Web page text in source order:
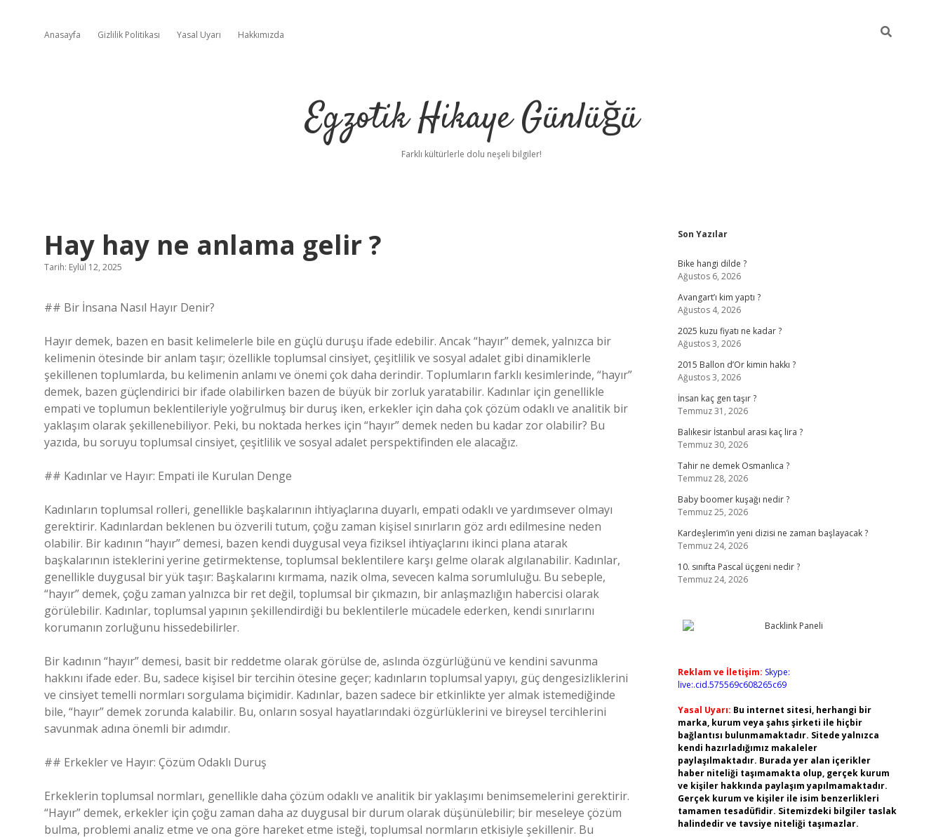
Anasayfa Gizlilik Politikası Yasal Uyarı Hakkımızda
Egzotik Hikaye Günlüğü
Farklı kültürlerle dolu neşeli bilgiler!
Hay hay ne anlama gelir ?
Tarih: Eylül 12, 2025
## Bir İnsana Nasıl Hayır Denir?
Hayır demek, bazen en basit kelimelerle bile en güçlü duruşu ifade edebilir. Ancak “hayır” demek, yalnızca bir
kelimenin ötesinde bir anlam taşır; özellikle toplumsal cinsiyet, çeşitlilik ve sosyal adalet gibi dinamiklerle
şekillenen toplumlarda, bu kelimenin anlamı ve önemi çok daha derindir. Toplumların farklı kesimlerinde, “hayır”
demek, bazen güçlendirici bir ifade olabilirken bazen de büyük bir zorluk yaratabilir. Kadınlar için genellikle
empati ve toplumun beklentileriyle yoğrulmuş bir duruş iken, erkekler için daha çok çözüm odaklı ve analitik bir
yaklaşım olarak şekillenebiliyor. Peki, bu noktada herkes için “hayır” demek neden bu kadar zor olabilir? Bu
yazıda, bu soruyu toplumsal cinsiyet, çeşitlilik ve sosyal adalet perspektifinden ele alacağız.
## Kadınlar ve Hayır: Empati ile Kurulan Denge
Kadınların toplumsal rolleri, genellikle başkalarının ihtiyaçlarına duyarlı, empati odaklı ve yardımsever olmayı
gerektirir. Kadınlardan beklenen bu özverili tutum, çoğu zaman kişisel sınırların göz ardı edilmesine neden
olabilir. Bir kadının “hayır” demesi, bazen kendi duygusal veya fiziksel ihtiyaçlarını ikinci plana atarak
başkalarının isteklerini yerine getirmektense, toplumsal beklentilere karşı gelme olarak algılanabilir. Kadınlar,
genellikle duygusal bir yük taşır: Başkalarını kırmama, nazik olma, sevecen kalma sorumluluğu. Bu sebeple,
“hayır” demek, çoğu zaman yalnızca bir ret değil, toplumsal bir çıkmazın, bir anlaşmazlığın habercisi olarak
görülebilir. Kadınlar, toplumsal yapının şekillendirdiği bu beklentilerle mücadele ederken, kendi sınırlarını
korumanın zorluğunu hissedebilirler.
Bir kadının “hayır” demesi, basit bir reddetme olarak görülse de, aslında özgürlüğünü ve kendini savunma
hakkını ifade eder. Bu, sadece kişisel bir tercihin ötesine geçer; kadınların toplumsal yapıyı, güç dengesizliklerini
ve cinsiyet temelli normları sorgulama biçimidir. Kadınlar, bazen sadece bir etkinlikte yer almak istemediğinde
bile, “hayır” demek zorunda kalabilir. Bu, onların sosyal hayatlarındaki özgürlüklerini ve bireysel tercihlerini
savunmak adına önemli bir adımdır.
## Erkekler ve Hayır: Çözüm Odaklı Duruş
Erkeklerin toplumsal normları, genellikle daha çözüm odaklı ve analitik bir yaklaşımı benimsemelerini gerektirir.
“Hayır” demek, erkekler için çoğu zaman daha az duygusal bir durum olarak düşünülebilir; bir meseleye çözüm
bulma, problemi analiz etme ve ona göre hareket etme isteği, toplumsal normların etkisiyle şekillenir. Bu
Sidebar
Son Yazılar
Bike hangi dilde ?
Ağustos 6, 2026
Avangart’ı kim yaptı ?
Ağustos 4, 2026
2025 kuzu fiyatı ne kadar ?
Ağustos 3, 2026
2015 Ballon d’Or kimin hakkı ?
Ağustos 3, 2026
İnsan kaç gen taşır ?
Temmuz 31, 2026
Balıkesir İstanbul arası kaç lira ?
Temmuz 30, 2026
Tahir ne demek Osmanlıca ?
Temmuz 28, 2026
Baby boomer kuşağı nedir ?
Temmuz 25, 2026
Kardeşlerim’in yeni dizisi ne zaman başlayacak ?
Temmuz 24, 2026
10. sınıfta Pascal üçgeni nedir ?
Temmuz 24, 2026
Reklam ve İletişim: Skype:
live:.cid.575569c608265c69
Yasal Uyarı: Bu internet sitesi, herhangi bir
marka, kurum veya şahıs şirketi ile hiçbir
bağlantısı bulunmamaktadır. Sitede yalnızca
kendi hazırladığımız makaleler
paylaşılmaktadır. Burada yer alan içerikler
haber niteliği taşımamakta olup, gerçek kurum
ve kişiler hakkında paylaşım yapılmamaktadır.
Gerçek kurum ve kişiler ile isim benzerlikleri
tamamen tesadüfidir. Sitemizdeki bilgiler taslak
halindedir ve tavsiye niteliği taşımazlar.